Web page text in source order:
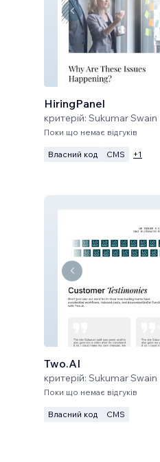
HiringPanel
критерій: Sukumar Swain
Поки що немає відгуків
Власний код CMS +1
Two.AI
критерій: Sukumar Swain
Поки що немає відгуків
Власний код CMS